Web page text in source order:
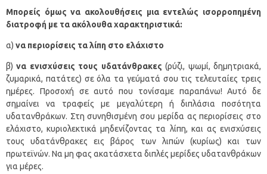
Μπορείς όμως να ακολουθήσεις μια εντελώς ισορροπημένη
διατροφή με τα ακόλουθα χαρακτηριστικά:
α) να περιορίσεις τα λίπη στο ελάχιστο
β)να ενισχύσεις τους υδατάνθρακες(ρύζι, ψωμί, δημητριακά,
ζυμαρικά, πατάτες) σε όλα τα γεύματά σου τις τελευταίες τρεις
ημέρες. Προσοχή σε αυτό που τονίσαμε παραπάνω! Αυτό δε
σημαίνει να τραφείς με μεγαλύτερη ή διπλάσια ποσότητα
υδατανθράκων. Στη συνηθισμένη σου μερίδα ας περιορίσεις στο
ελάχιστο, κυριολεκτικά μηδενίζοντας τα λίπη, και ας ενισχύσεις
τους υδατάνθρακες εις βάρος των λιπών (κυρίως) και των
πρωτεϊνών. Να μη φας ακατάσχετα διπλές μερίδες υδατανθράκων
για μέρες.